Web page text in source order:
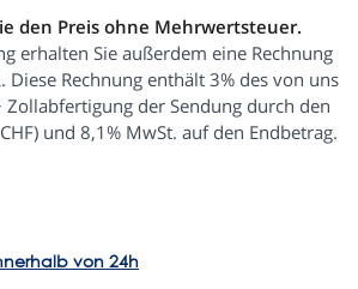
den Preis ohne Mehrwertsteuer.
erhalten Sie außerdem eine Rechnung
Diese Rechnung enthält 3% des von uns
Zollabfertigung der Sendung durch den
und 8,1% MwSt. auf den Endbetrag.
von 24h